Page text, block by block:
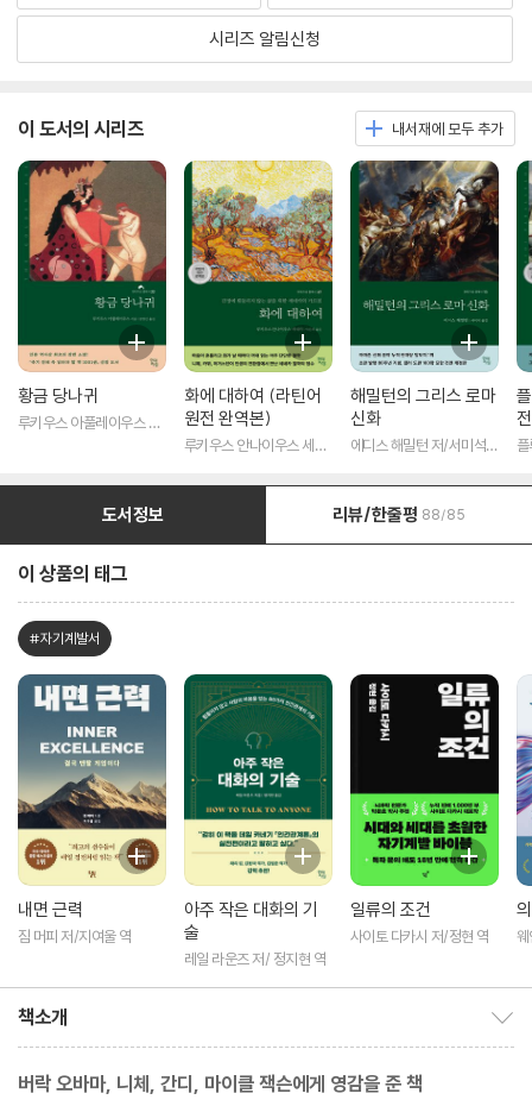
시리즈 알림신청
이 도서의 시리즈 내서재에 모두 추가
황금 당나귀
루키우스 아풀레이우스 저/
화에 대하여 (라틴어
원전 완역본)
루키우스 안나이우스 세네
해밀턴의 그리스 로마
신화
에디스 해밀턴 저/서미석
도서정보 리뷰/한줄평 88/85
이 상품의 태그
#자기계발서
내면 근력
짐 머피 저/지여울 역
아주 작은 대화의 기
술
레일 라운즈 저/ 정지현 역
일류의 조건
사이토 다카시 저/정현 역 웨
책소개
버락 오바마, 니체, 간디, 마이클 잭슨에게 영감을 준 책